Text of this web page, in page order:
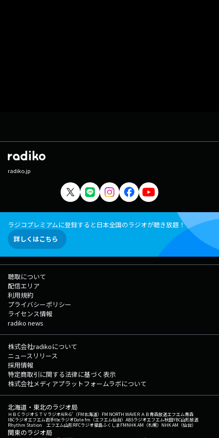
radiko.jp
ラジコプレミアムに登録すると日本全国のラジオが聴き放題！
詳しくはこちら
聴取について
配信エリア
利用規約
プライバシーポリシー
ライセンス情報
radiko news
株式会社radikoについて
ニュースリリース
採用情報
特定商取引に関する法律に基づく表示
株式会社メディアプラットフォームラボについて
北海道・東北のラジオ局
ＨＢＣラジオＳＴＶラジオAIR-G'（FM北海道） FM NORTH WAVEＲＡＢ青森放送エフエム青森
IBCラジオエフエム岩手tbcラジオDate fm（エフエム仙台） ABSラジオエフエム秋田YBC山形放送
Rhythm Station エフエム山形RFCラジオ福島ふくしまFMNHK AM（札幌） NHK AM（仙台）
関東のラジオ局